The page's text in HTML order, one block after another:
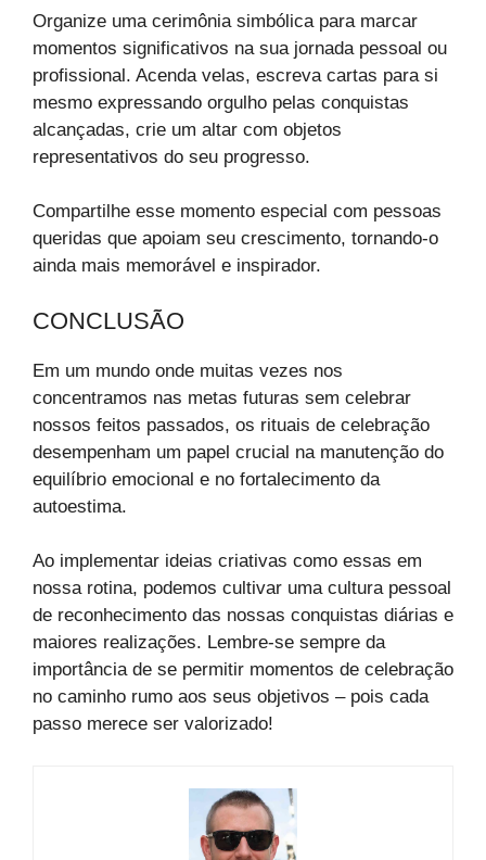
Organize uma cerimônia simbólica para marcar
momentos significativos na sua jornada pessoal ou
profissional. Acenda velas, escreva cartas para si
mesmo expressando orgulho pelas conquistas
alcançadas, crie um altar com objetos
representativos do seu progresso.
Compartilhe esse momento especial com pessoas
queridas que apoiam seu crescimento, tornando-o
ainda mais memorável e inspirador.
CONCLUSÃO
Em um mundo onde muitas vezes nos
concentramos nas metas futuras sem celebrar
nossos feitos passados, os rituais de celebração
desempenham um papel crucial na manutenção do
equilíbrio emocional e no fortalecimento da
autoestima.
Ao implementar ideias criativas como essas em
nossa rotina, podemos cultivar uma cultura pessoal
de reconhecimento das nossas conquistas diárias e
maiores realizações. Lembre-se sempre da
importância de se permitir momentos de celebração
no caminho rumo aos seus objetivos – pois cada
passo merece ser valorizado!